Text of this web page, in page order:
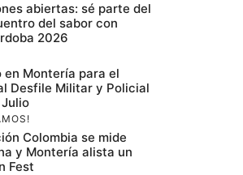
abiertas: sé parte del
del sabor con
2026
en Montería para el
Desfile Militar y Policial
Colombia se mide
y Montería alista un
Fest